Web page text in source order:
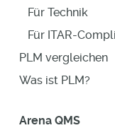
Für Technik
Für ITAR-
PLM vergleichen
Was ist PLM?
Arena QMS